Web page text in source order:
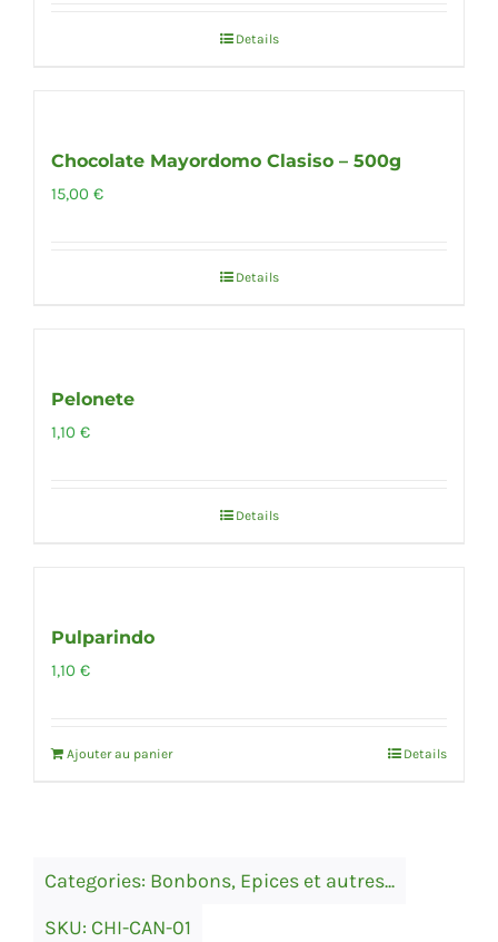
Details
Chocolate Mayordomo Clasiso – 500g
15,00 €
Details
Pelonete
1,10 €
Details
Pulparindo
1,10 €
Ajouter au panier Details
Categories: Bonbons, Epices et autres...
SKU: CHI-CAN-01